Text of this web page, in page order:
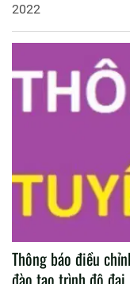
2022
Thông báo điều
đào tạo trình độ